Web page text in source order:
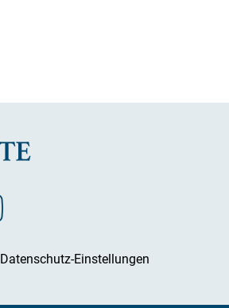
Datenschutz-Einstellungen